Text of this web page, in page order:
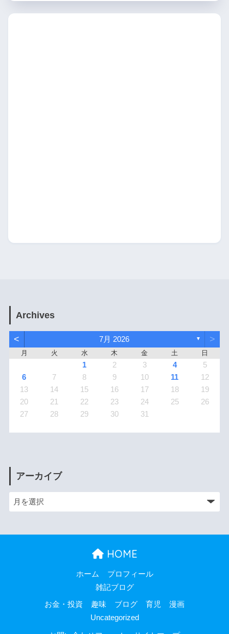
Archives
< 7月 2026 ▼ >
月 火 水 木 金 土 日
1 2 3 4
5
6
7 8 9 10 11
12
13
14 15 16 17 18
19
20
21 22 23 24 25
26
27
28 29 30 31
アーカイブ
HOME
ホーム
プロフィール
雑記ブログ
お金・投資 趣味 ブログ 育児
漫画
Uncategorized